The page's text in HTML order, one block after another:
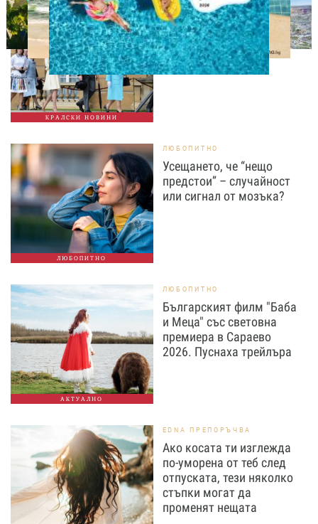
КРАЛСКИ НОВИНИ
СВОБОДНО ВРЕМЕ
Ново бебе в кралското
семейство
ЛЮБОПИТНО
ЛЮБОПИТНО
Усещането, че “нещо
предстои” – случайност
или сигнал от мозъка?
АКТУАЛНО
ЛЮБОПИТНО
Българският филм "Баба
и Меца" със световна
премиера в Сараево
2026. Пуснаха трейлъра
EDNA ПРЕПОРЪЧВА
Ако косата ти изглежда
по-уморена от теб след
отпуската, тези няколко
стъпки могат да
променят нещата